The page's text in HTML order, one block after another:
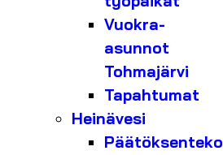
Vuokra-
asunnot
Tohmajärvi
Tapahtumat
Heinävesi
Päätöksenteko